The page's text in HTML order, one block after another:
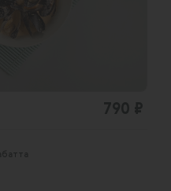
790 ₽